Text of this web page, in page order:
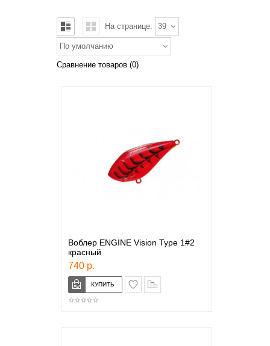
На странице: 39
По умолчанию
Сравнение товаров (0)
Воблер ENGINE Vision Type 1#2
красный
740 р.
в закладки